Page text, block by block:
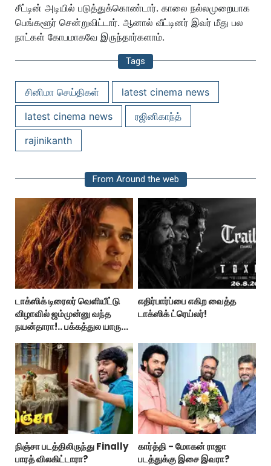
சீட்டின் அடியில் படுத்துக்கொண்டார். காலை நல்லமுறையாக
பெங்களூர் சென்றுவிட்டார். ஆனால் வீட்டினர் இவர் மீது பல
நாட்கள் கோபமாகவே இருந்தார்களாம்.
Tags
சினிமா செய்திகள்
latest cinema news
latest cinema news
ரஜினிகாந்த்
rajinikanth
From Around the web
டாக்ஸிக் டிரைலர் வெளியீட்டு
விழாவில் ஜம்முன்னு வந்த
நயன்தாரா!.. பக்கத்துல யாரு
எதிர்பார்ப்பை எகிற வைத்த
டாக்ஸிக் ட்ரெய்லர்!
நிஞ்சா படத்திலிருந்து Finally
பாரத் விலகிட்டாரா?
கார்த்தி - மோகன் ராஜா
படத்துக்கு இசை இவரா?